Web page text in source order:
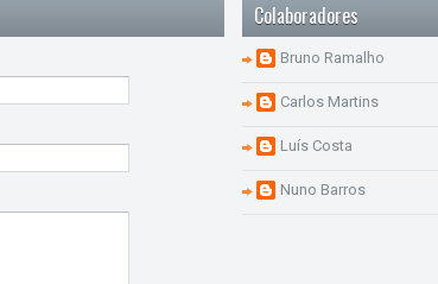
Colaboradores
Bruno Ramalho
Carlos Martins
Luís Costa
Nuno Barros